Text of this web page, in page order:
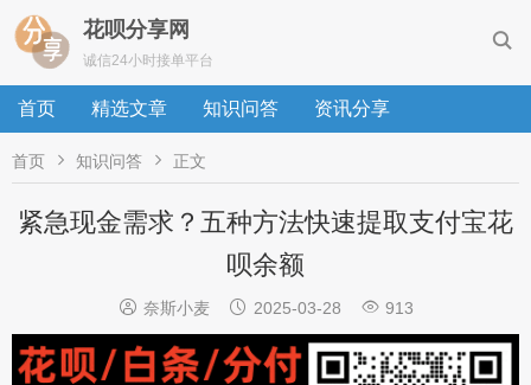

花呗分享网
诚信24小时接单平台
首页 精选文章 知识问答 资讯分享
首页  知识问答  正文
紧急现金需求？五种方法快速提取支付宝花
呗余额
 奈斯小麦  2025-03-28  913